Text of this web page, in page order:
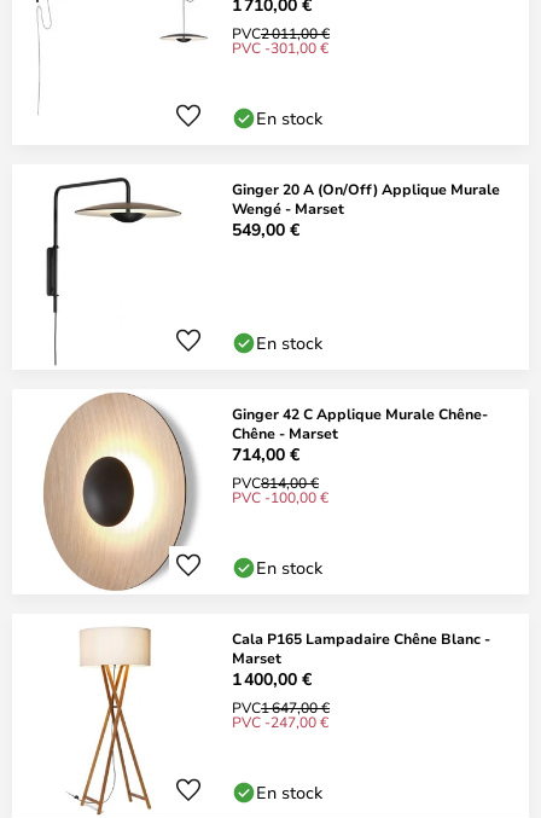
PVC2 011,00 €
PVC -301,00 €
En stock
Ginger 20 A (On/Off) Applique Murale
Wengé - Marset
549,00 €
En stock
Ginger 42 C Applique Murale Chêne-
Chêne - Marset
714,00 €
PVC814,00 €
PVC -100,00 €
En stock
Cala P165 Lampadaire Chêne Blanc -
Marset
1 400,00 €
PVC1 647,00 €
PVC -247,00 €
En stock